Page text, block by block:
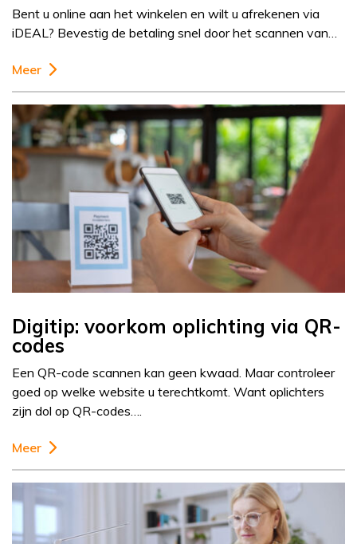
Bent u online aan het winkelen en wilt u afrekenen via
iDEAL? Bevestig de betaling snel door het scannen van…
Meer
Digitip: voorkom oplichting via QR-
codes
Een QR-code scannen kan geen kwaad. Maar controleer
goed op welke website u terechtkomt. Want oplichters
zijn dol op QR-codes….
Meer